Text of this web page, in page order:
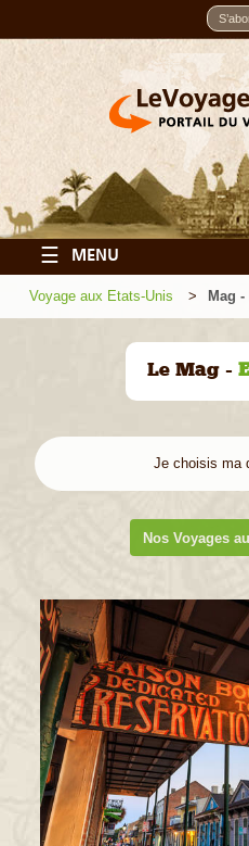
☰ MENU
Voyage aux Etats-Unis Mag
Le Mag -
Nos Voyages